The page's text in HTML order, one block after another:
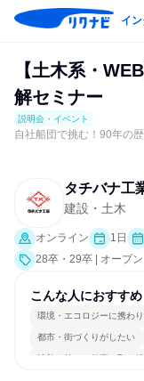
イ
【土木系・
解セミナー
説明会・イベント
自社船団で挑む！90年の
タチバナ工
建設・土木
オンライン 1日
28卒・29卒 | オープ
こんな人におすすめ
環境・エコロジーに携わ
都市・街づくりがしたい
情熱を持って仕事に取り組